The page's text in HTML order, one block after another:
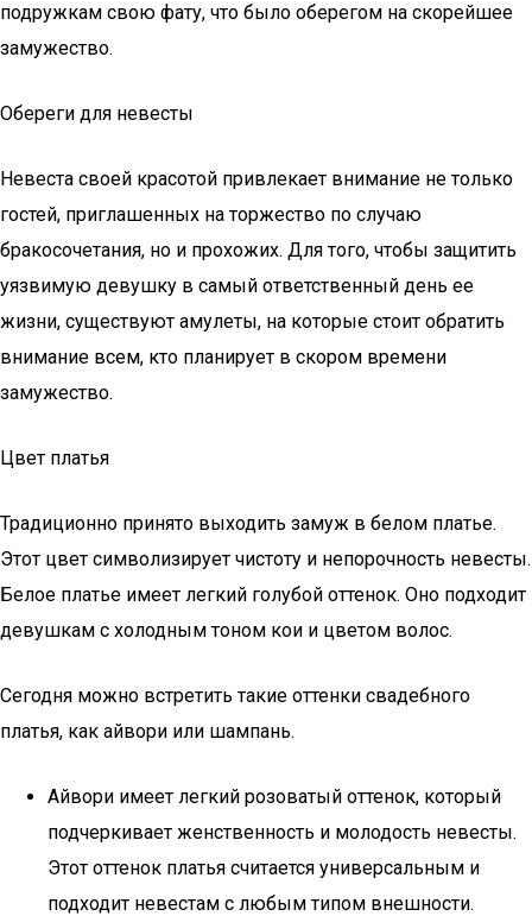
подружкам свою фату, что было оберегом на скорейшее
замужество.
Обереги для невесты
Невеста своей красотой привлекает внимание не только
гостей, приглашенных на торжество по случаю
бракосочетания, но и прохожих. Для того, чтобы защитить
уязвимую девушку в самый ответственный день ее
жизни, существуют амулеты, на которые стоит обратить
внимание всем, кто планирует в скором времени
замужество.
Цвет платья
Традиционно принято выходить замуж в белом платье.
Этот цвет символизирует чистоту и непорочность невесты.
Белое платье имеет легкий голубой оттенок. Оно подходит
девушкам с холодным тоном кои и цветом волос.
Сегодня можно встретить такие оттенки свадебного
платья, как айвори или шампань.
Айвори имеет легкий розоватый оттенок, который
подчеркивает женственность и молодость невесты.
Этот оттенок платья считается универсальным и
подходит невестам с любым типом внешности.